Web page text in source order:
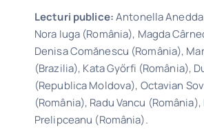
Lecturi publice:Antonella
Nora Iuga (România), Magda
Denisa Comănescu (România),
(Brazilia), Kata Győrfi (România),
(Republica Moldova), Octavian
(România), Radu Vancu
Prelipceanu (România).